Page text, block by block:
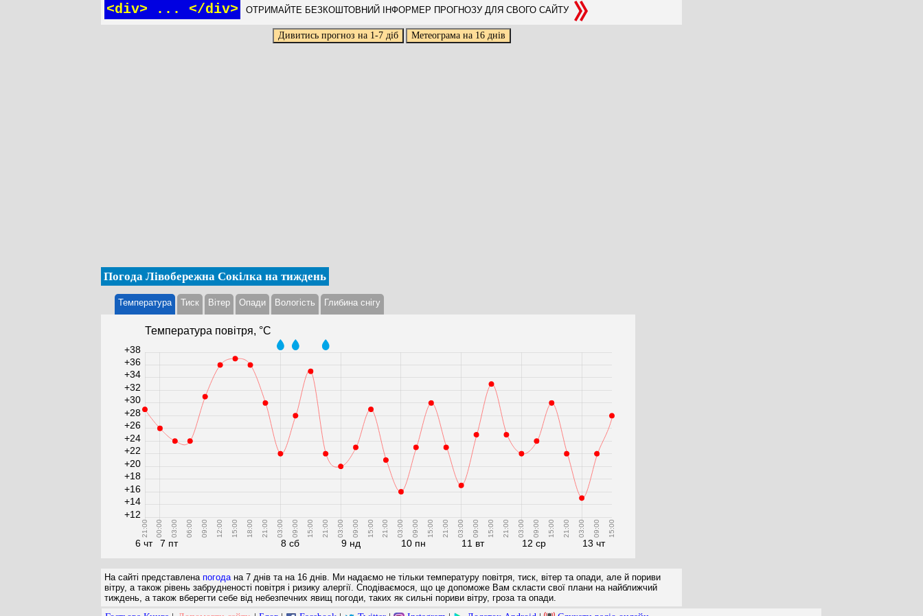
<div> ... </div> ОТРИМАЙТЕ БЕЗКОШТОВНИЙ ІНФОРМЕР ПРОГНОЗУ ДЛЯ СВОГО САЙТУ
Погода Лівобережна Сокілка на тиждень
Температура Тиск Вітер Опади Вологість Глибина снігу
Температура повітря, °С
6 чт
21:00
7 пт
00:00 03:00 06:00 09:00 12:00 15:00 18:00 21:00
8 сб
03:00 09:00 15:00 21:00
9 нд
03:00 09:00 15:00 21:00
10 пн
03:00 09:00 15:00 21:00
11 вт
03:00 09:00 15:00 21:00
12 ср
03:00 09:00 15:00 21:00
13 чт
03:00 09:00 15:00
+12
+14
+16
+18
+20
+22
+24
+26
+28
+30
+32
+34
+36
+38
На сайті представлена погода на 7 днів та на 16 днів. Ми надаємо не тільки температуру повітря, тиск, вітер та опади, але й пориви
вітру, а також рівень забрудненості повітря і ризику алергії. Сподіваємося, що це допоможе Вам скласти свої плани на найближчий
тиждень, а також вберегти себе від небезпечних явищ погоди, таких як сильні пориви вітру, гроза та опади.